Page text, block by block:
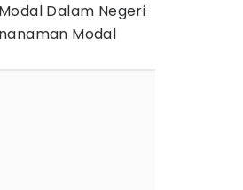
Dalam Negeri
Modal